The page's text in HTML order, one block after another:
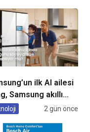
ilk AI ailesi
Samsung akıllı
deneyimini2 gün önce